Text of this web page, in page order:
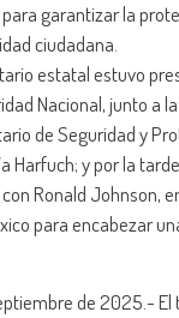
garantizar la
ciudadana.
estatal estuvo
Nacional, junto a
de Seguridad y
Harfuch; y por la
Ronald Johnson,
para encabezar
de 2025.-